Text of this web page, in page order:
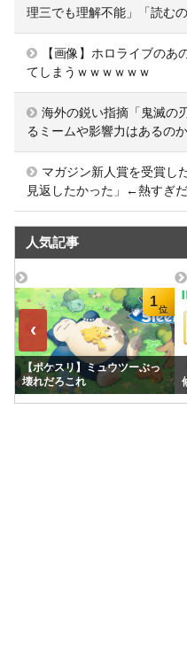
理三でも理解不能」「読むの
【画像】ホロライブのあ
てしまうｗｗｗｗｗｗ
海外の鋭い指摘「鬼滅の
るミームや影響力はあるのか
マガジン新人賞を受賞し
見返したかった」←熱すぎ
人気記事
‹
1
【ポケスリ】ミュウツーぶっ
壊れだろこれ